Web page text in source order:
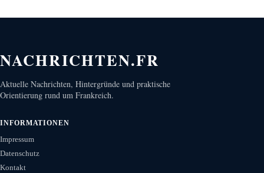
NACHRICHTEN.FR
Aktuelle Nachrichten, Hintergründe und praktische
Orientierung rund um Frankreich.
INFORMATIONEN
Impressum
Datenschutz
Kontakt